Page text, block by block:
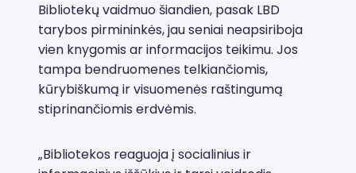
Bibliotekų vaidmuo šiandien, pasak LBD
tarybos pirmininkės, jau seniai neapsiriboja
vien knygomis ar informacijos teikimu. Jos
tampa bendruomenes telkiančiomis,
kūrybiškumą ir visuomenės raštingumą
stiprinančiomis erdvėmis.
„Bibliotekos reaguoja į socialinius ir